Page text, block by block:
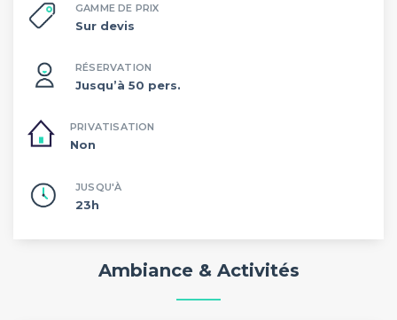
GAMME DE PRIX
Sur devis
RÉSERVATION
Jusqu’à 50 pers.
PRIVATISATION
Non
JUSQU'À
23h
Ambiance & Activités